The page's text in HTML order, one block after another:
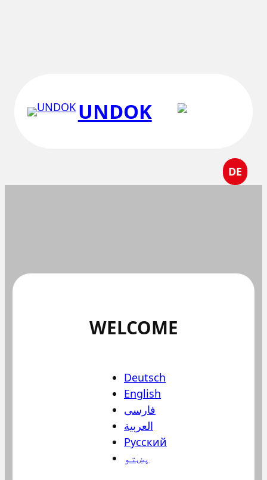
содержимому UNDOK
DE
WELCOME
Deutsch
English
فارسی
العربية
Русский
پښتو